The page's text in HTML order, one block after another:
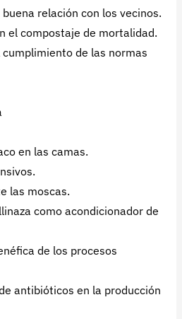
relación con los vecinos.
el compostaje de mortalidad.
de las normas
en las camas.
las moscas.
como acondicionador de
de los procesos
antibióticos en la producción